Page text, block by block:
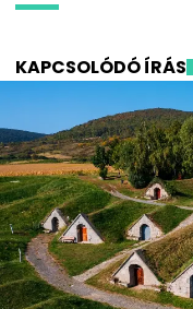
KAPCSOLÓDÓ ÍRÁS